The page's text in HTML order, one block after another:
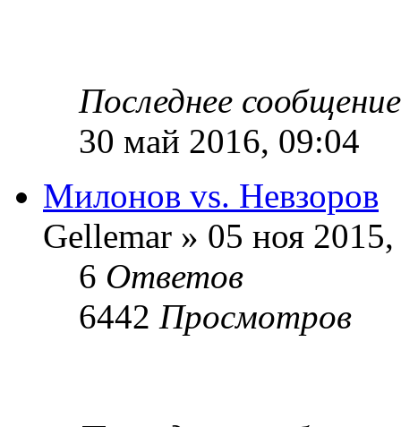
Последнее
30 май 2016, 09:04
Милонов vs. Невзоров
Gellemar » 05 ноя
6 Ответов
6442 Просмотров